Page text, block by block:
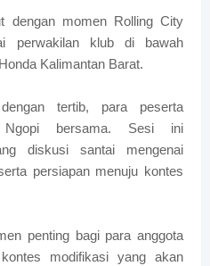
dengan momen Rolling City
perwakilan klub di bawah
Kalimantan Barat.
tertib, para peserta
bersama. Sesi ini
diskusi santai mengenai
persiapan menuju kontes
penting bagi para anggota
modifikasi yang akan